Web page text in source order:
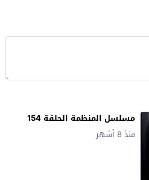
مسلسل المنظمة الحلقة 154
منذ 8 أشهر